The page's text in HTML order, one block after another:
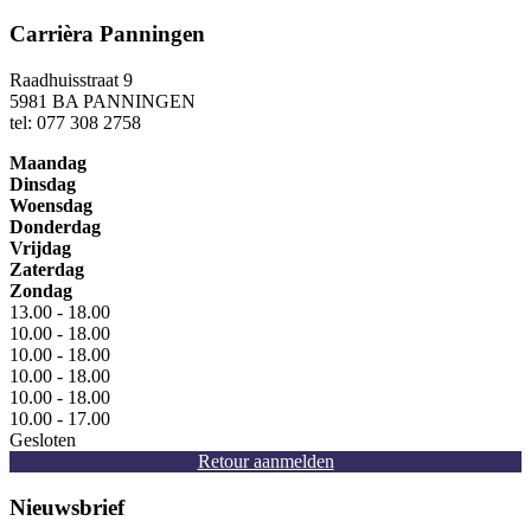
Carrièra Panningen
Raadhuisstraat 9
5981 BA PANNINGEN
tel: 077 308 2758
Maandag
Dinsdag
Woensdag
Donderdag
Vrijdag
Zaterdag
Zondag
13.00 - 18.00
10.00 - 18.00
10.00 - 18.00
10.00 - 18.00
10.00 - 18.00
10.00 - 17.00
Gesloten
Retour aanmelden
Nieuwsbrief